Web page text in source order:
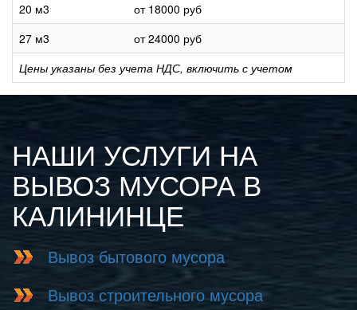
20 м3
от 18000 руб
27 м3
от 24000 руб
Цены указаны без учета НДС, включить с учетом
НАШИ УСЛУГИ НА
ВЫВОЗ МУСОРА В
КАЛИНИНЦЕ
Вывоз бытового мусора
Вывоз строительного мусора